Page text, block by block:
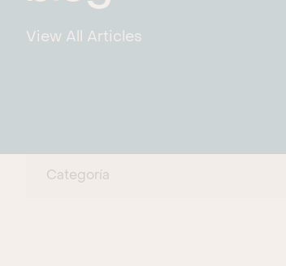
View All Articles
Categoría